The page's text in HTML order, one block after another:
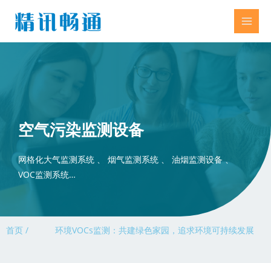
空气污染监测设备
网格化大气监测系统 、 烟气监测系统 、 油烟监测设备 、
VOC监测系统…
首页 / 环境VOCs监测：共建绿色家园，追求环境可持续发展